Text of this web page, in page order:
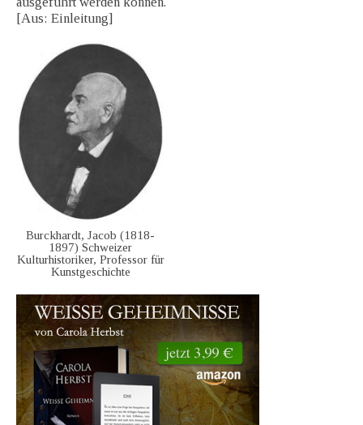
[Aus: Einleitung]
Burckhardt, Jacob (1818-
1897) Schweizer
Kulturhistoriker, Professor für
Kunstgeschichte